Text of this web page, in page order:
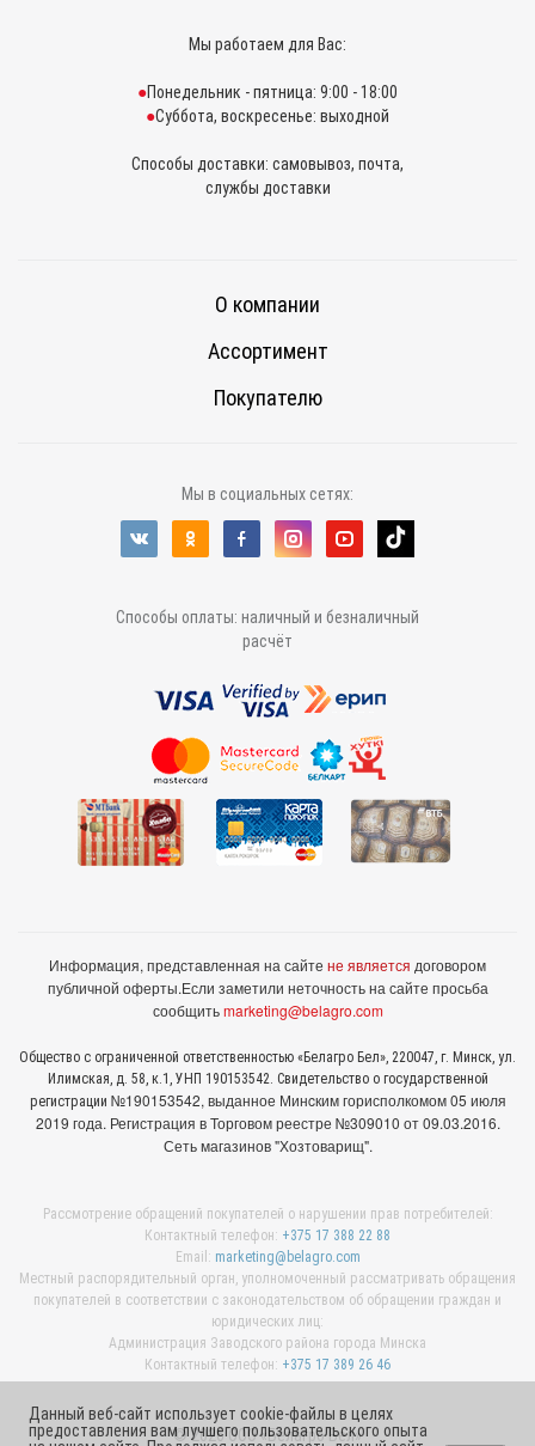
Мы работаем для Вас:
Понедельник - пятница: 9:00 - 18:00
Суббота, воскресенье: выходной
Способы доставки: самовывоз, почта,
службы доставки
О компании
Ассортимент
Покупателю
Мы в социальных сетях:
Способы оплаты: наличный и безналичный
расчёт
Информация, представленная на сайте не является договором
публичной оферты.Если заметили неточность на сайте просьба
сообщитьmarketing@belagro.com
Общество с ограниченной ответственностью «Белагро Бел», 220047, г. Минск, ул.
Илимская, д. 58, к.1, УНП 190153542. Свидетельство о государственной
регистрации №190153542, выданное Минcким горисполкомом 05 июля
2019 года. Регистрация в Торговом реестре №309010 от 09.03.2016.
Сеть магазинов "Хозтоварищ".
Рассмотрение обращений покупателей о нарушении прав потребителей:
Контактный телефон: +375 17 388 22 88
Email: marketing@belagro.com
Местный распорядительный орган, уполномоченный рассматривать обращения
покупателей в соответствии с законодательством об обращении граждан и
юридических лиц:
Администрация Заводского района города Минска
Контактный телефон: +375 17 389 26 46
© 2026 ООО «Белагро Бел»
Данный веб-сайт использует cookie-файлы в целях
предоставления вам лучшего пользовательского опыта